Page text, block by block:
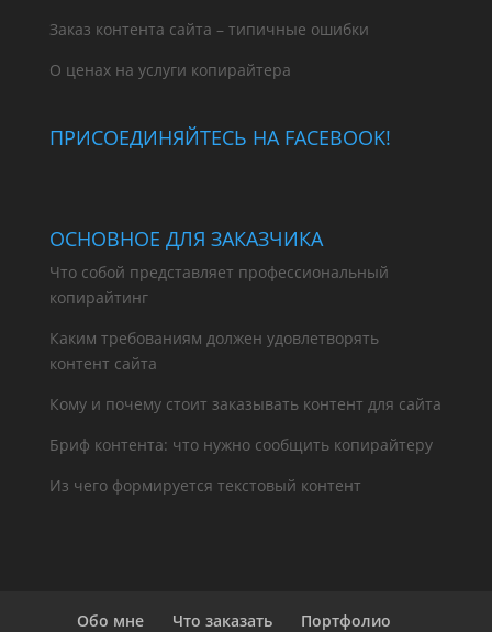
Заказ контента сайта – типичные ошибки
О ценах на услуги копирайтера
ПРИСОЕДИНЯЙТЕСЬ НА FACEBOOK!
ОСНОВНОЕ ДЛЯ ЗАКАЗЧИКА
Что собой представляет профессиональный
копирайтинг
Каким требованиям должен удовлетворять
контент сайта
Кому и почему стоит заказывать контент для сайта
Бриф контента: что нужно сообщить копирайтеру
Из чего формируется текстовый контент
Обо мне Что заказать
Портфолио